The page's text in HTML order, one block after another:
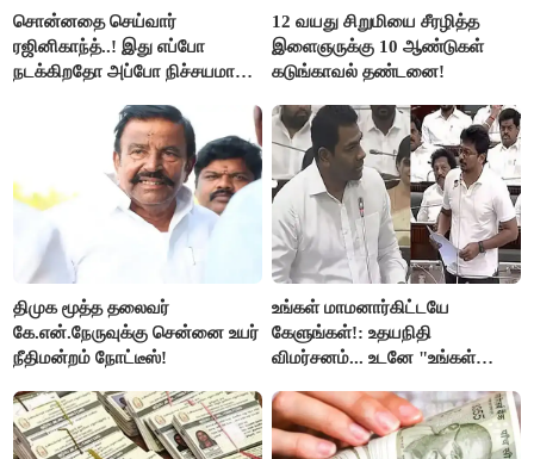
சொன்னதை செய்வார்
ரஜினிகாந்த்..! இது எப்போ
நடக்கிறதோ அப்போ நிச்சயமாக
ரஜினிகாந்த்..!
12 வயது சிறுமியை சீரழித்த
இளைஞருக்கு 10 ஆண்டுகள்
கடுங்காவல் தண்டனை!
திமுக மூத்த தலைவர்
கே.என்.நேருவுக்கு சென்னை உயர்
நீதிமன்றம் நோட்டீஸ்!
உங்கள் மாமனார்கிட்டயே
கேளுங்கள்!: உதயநிதி
விமர்சனம்... உடனே "உங்கள்
ஆதவ் அர்ஜுனா பதிலடி!